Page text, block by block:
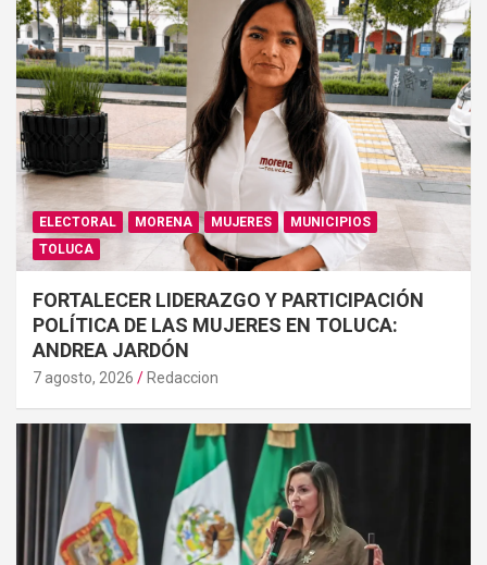
ELECTORAL MORENA MUJERES
MUNICIPIOS
TOLUCA
FORTALECER LIDERAZGO Y PARTICIPACIÓN
POLÍTICA DE LAS MUJERES EN TOLUCA:
ANDREA JARDÓN
7 agosto, 2026 Redaccion